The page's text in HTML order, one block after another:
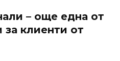
– още една от
за клиенти от